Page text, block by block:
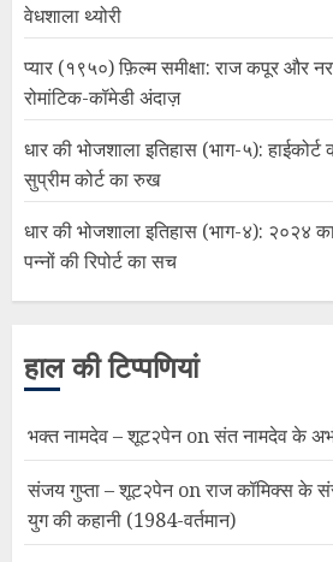
वेधशाला थ्योरी
प्यार (१९५०) फ़िल्म समीक्षा: राज कपूर और
रोमांटिक-कॉमेडी अंदाज़
धार की भोजशाला इतिहास (भाग-५):
सुप्रीम कोर्ट का रुख
धार की भोजशाला इतिहास (भाग-४): २०२४
पन्नों की रिपोर्ट का सच
हाल की टिप्पणियां
भक्त नामदेव – शूट२पेनonसंत नामदेव के
संजय गुप्ता – शूट२पेनonराज कॉमिक्स के
युग की कहानी (1984-वर्तमान)